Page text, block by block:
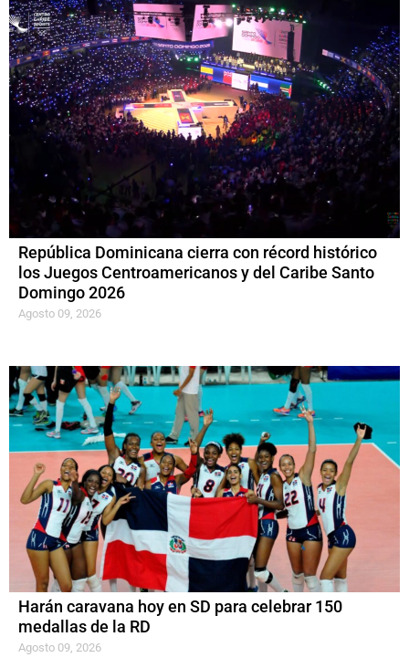
República Dominicana cierra con récord histórico
los Juegos Centroamericanos y del Caribe Santo
Domingo 2026
Agosto 09, 2026
Harán caravana hoy en SD para celebrar 150
medallas de la RD
Agosto 09, 2026